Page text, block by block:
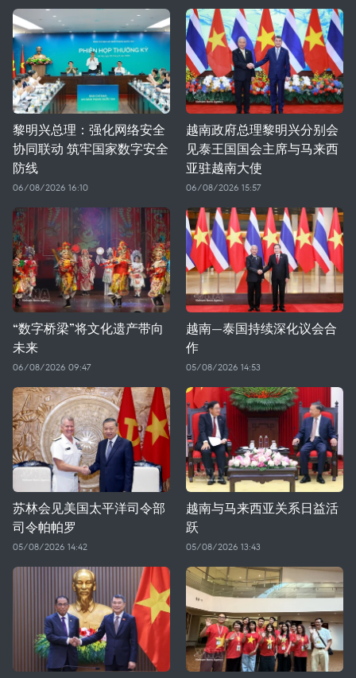
黎明兴总理：强化网络安全
协同联动 筑牢国家数字安全
防线
06/08/2026 16:10
越南政府总理黎明兴分别会
见泰王国国会主席与马来西
亚驻越南大使
06/08/2026 15:57
“数字桥梁”将文化遗产带向
未来
06/08/2026 09:47
越南—泰国持续深化议会合
作
05/08/2026 14:53
苏林会见美国太平洋司令部
司令帕帕罗
05/08/2026 14:42
越南与马来西亚关系日益活
跃
05/08/2026 13:43